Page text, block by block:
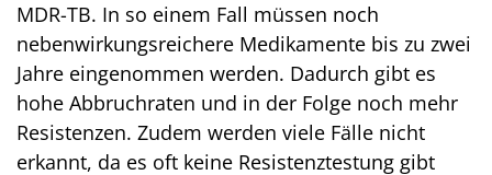
MDR-TB. In so einem Fall müssen noch
nebenwirkungsreichere Medikamente bis zu zwei
Jahre eingenommen werden. Dadurch gibt es
hohe Abbruchraten und in der Folge noch mehr
Resistenzen. Zudem werden viele Fälle nicht
erkannt, da es oft keine Resistenztestung gibt